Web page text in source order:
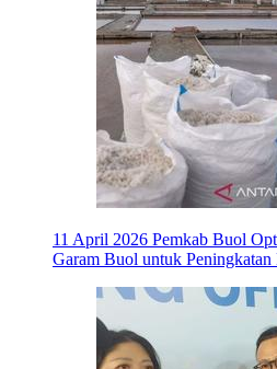
11 April 2026 Pemkab Buol
Garam Buol untuk